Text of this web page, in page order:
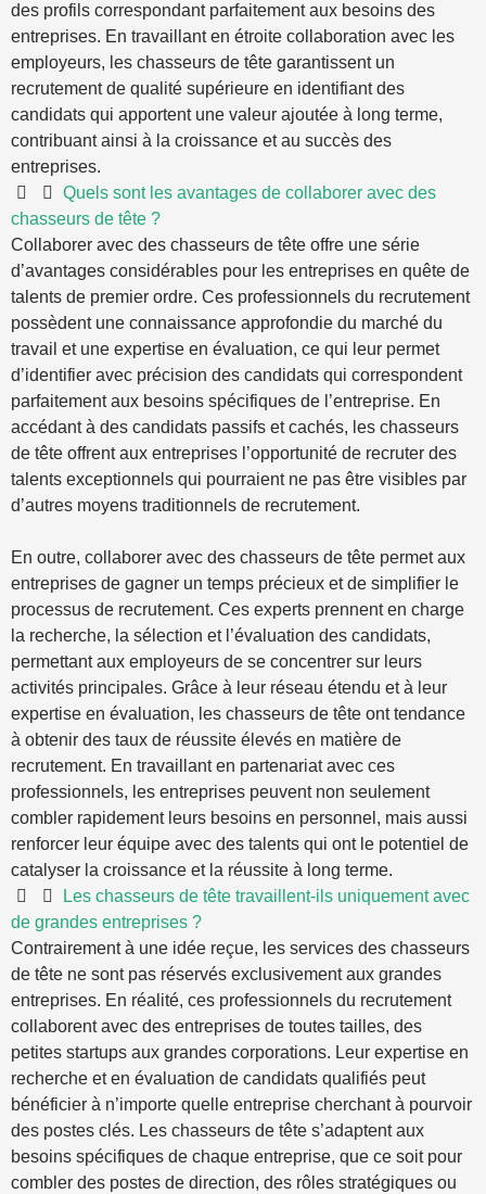
des profils correspondant parfaitement aux besoins des
entreprises. En travaillant en étroite collaboration avec les
employeurs, les chasseurs de tête garantissent un
recrutement de qualité supérieure en identifiant des
candidats qui apportent une valeur ajoutée à long terme,
contribuant ainsi à la croissance et au succès des
entreprises.
Quels sont les avantages de collaborer avec des
chasseurs de tête ?
Collaborer avec des chasseurs de tête offre une série
d’avantages considérables pour les entreprises en quête de
talents de premier ordre. Ces professionnels du recrutement
possèdent une connaissance approfondie du marché du
travail et une expertise en évaluation, ce qui leur permet
d’identifier avec précision des candidats qui correspondent
parfaitement aux besoins spécifiques de l’entreprise. En
accédant à des candidats passifs et cachés, les chasseurs
de tête offrent aux entreprises l’opportunité de recruter des
talents exceptionnels qui pourraient ne pas être visibles par
d’autres moyens traditionnels de recrutement.
En outre, collaborer avec des chasseurs de tête permet aux
entreprises de gagner un temps précieux et de simplifier le
processus de recrutement. Ces experts prennent en charge
la recherche, la sélection et l’évaluation des candidats,
permettant aux employeurs de se concentrer sur leurs
activités principales. Grâce à leur réseau étendu et à leur
expertise en évaluation, les chasseurs de tête ont tendance
à obtenir des taux de réussite élevés en matière de
recrutement. En travaillant en partenariat avec ces
professionnels, les entreprises peuvent non seulement
combler rapidement leurs besoins en personnel, mais aussi
renforcer leur équipe avec des talents qui ont le potentiel de
catalyser la croissance et la réussite à long terme.
Les chasseurs de tête travaillent-ils uniquement avec
de grandes entreprises ?
Contrairement à une idée reçue, les services des chasseurs
de tête ne sont pas réservés exclusivement aux grandes
entreprises. En réalité, ces professionnels du recrutement
collaborent avec des entreprises de toutes tailles, des
petites startups aux grandes corporations. Leur expertise en
recherche et en évaluation de candidats qualifiés peut
bénéficier à n’importe quelle entreprise cherchant à pourvoir
des postes clés. Les chasseurs de tête s’adaptent aux
besoins spécifiques de chaque entreprise, que ce soit pour
combler des postes de direction, des rôles stratégiques ou